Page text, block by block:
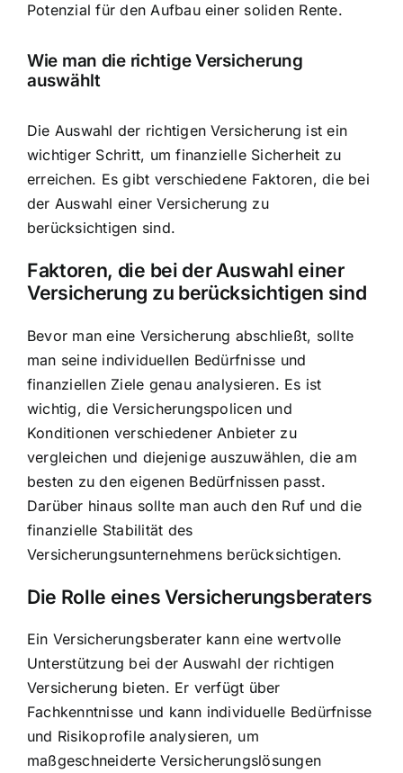
Potenzial für den Aufbau einer soliden Rente.
Wie man die richtige Versicherung
auswählt
Die Auswahl der richtigen Versicherung ist ein
wichtiger Schritt, um finanzielle Sicherheit zu
erreichen. Es gibt verschiedene Faktoren, die bei
der Auswahl einer Versicherung zu
berücksichtigen sind.
Faktoren, die bei der Auswahl einer
Versicherung zu berücksichtigen sind
Bevor man eine Versicherung abschließt, sollte
man seine individuellen Bedürfnisse und
finanziellen Ziele genau analysieren. Es ist
wichtig, die Versicherungspolicen und
Konditionen verschiedener Anbieter zu
vergleichen und diejenige auszuwählen, die am
besten zu den eigenen Bedürfnissen passt.
Darüber hinaus sollte man auch den Ruf und die
finanzielle Stabilität des
Versicherungsunternehmens berücksichtigen.
Die Rolle eines Versicherungsberaters
Ein Versicherungsberater kann eine wertvolle
Unterstützung bei der Auswahl der richtigen
Versicherung bieten. Er verfügt über
Fachkenntnisse und kann individuelle Bedürfnisse
und Risikoprofile analysieren, um
maßgeschneiderte Versicherungslösungen